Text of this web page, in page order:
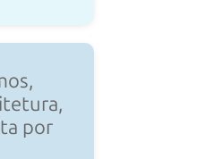
por